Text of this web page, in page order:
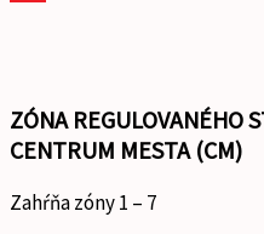
ZÓNA REGULOVANÉHO
CENTRUM MESTA (CM)
Zahŕňa zóny 1 – 7